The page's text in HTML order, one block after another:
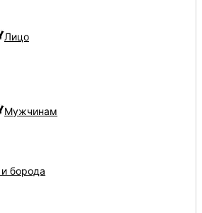
Лицо
Мужчинам
борода